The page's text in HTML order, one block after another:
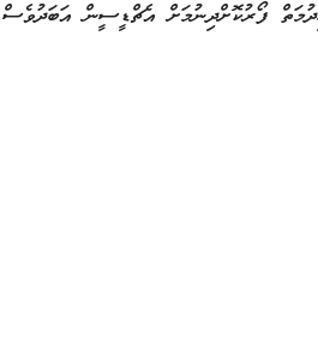
ފޯރުކޮށްދިނުމަށް އެޗްޑީސީން އަބަދުވެސް